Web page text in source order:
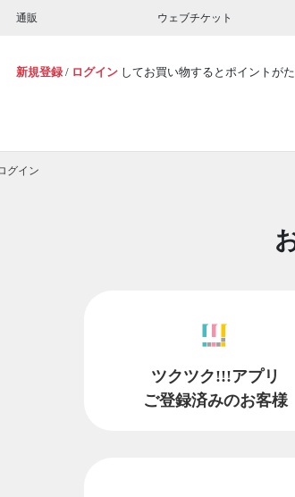
通販 ウェブチケット
新規登録 / ログイン してお買い物するとポイントがた
グイン
ツクツク!!!アプリ
ご登録済みのお客様